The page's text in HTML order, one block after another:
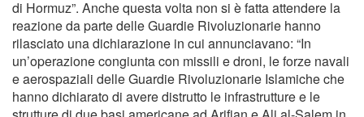
di Hormuz”. Anche questa volta non si è fatta attendere la
reazione da parte delle Guardie Rivoluzionarie hanno
rilasciato una dichiarazione in cui annunciavano: “In
un’operazione congiunta con missili e droni, le forze navali
e aerospaziali delle Guardie Rivoluzionarie Islamiche che
hanno dichiarato di avere distrutto le infrastrutture e le